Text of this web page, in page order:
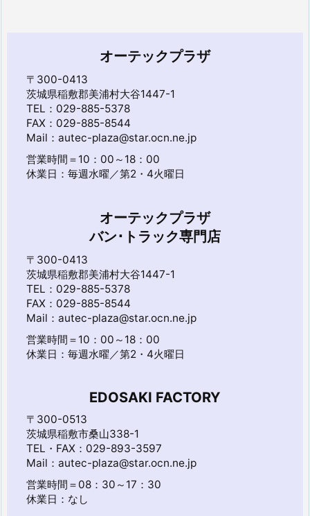
オーテックプラザ
〒300-0413
茨城県稲敷郡美浦村大谷1447-1
TEL：029-885-5378
FAX：029-885-8544
Mail：autec-plaza@star.ocn.ne.jp
営業時間＝10：00～18：00
休業日：毎週水曜／第2・4火曜日
オーテックプラザ
バン･トラック専門店
〒300-0413
茨城県稲敷郡美浦村大谷1447-1
TEL：029-885-5378
FAX：029-885-8544
Mail：autec-plaza@star.ocn.ne.jp
営業時間＝10：00～18：00
休業日：毎週水曜／第2・4火曜日
EDOSAKI FACTORY
〒300-0513
茨城県稲敷市桑山338-1
TEL・FAX：029-893-3597
Mail：autec-plaza@star.ocn.ne.jp
営業時間＝08：30～17：30
休業日：なし